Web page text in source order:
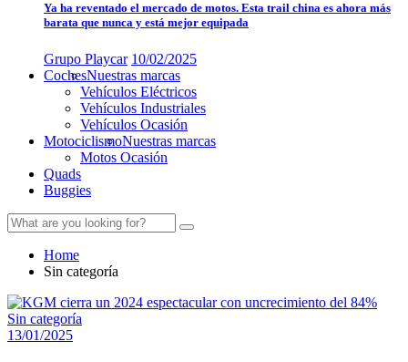
Ya ha reventado el mercado de motos. Esta trail china es ahora más
barata que nunca y está mejor equipada
Grupo Playcar 10/02/2025
CochesNuestras marcas
Vehículos Eléctricos
Vehículos Industriales
Vehículos Ocasión
MotociclismoNuestras marcas
Motos Ocasión
Quads
Buggies
Home
Sin categoría
Sin categoría
13/01/2025